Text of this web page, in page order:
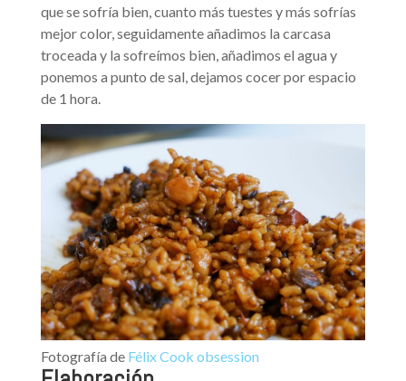
que se sofría bien, cuanto más tuestes y más sofrías
mejor color, seguidamente añadimos la carcasa
troceada y la sofreímos bien, añadimos el agua y
ponemos a punto de sal, dejamos cocer por espacio
de 1 hora.
Fotografía deFélix Cook obsession